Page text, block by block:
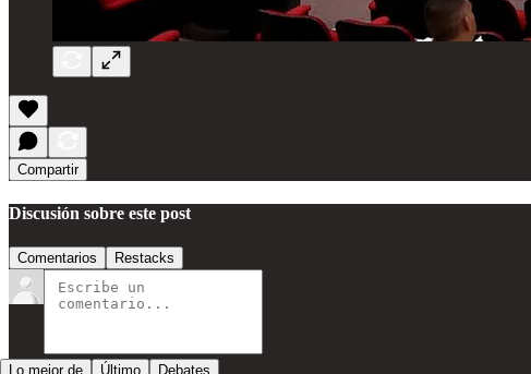
Compartir
Discusión sobre este post
Comentarios Restacks
Lo mejor de Último Debates